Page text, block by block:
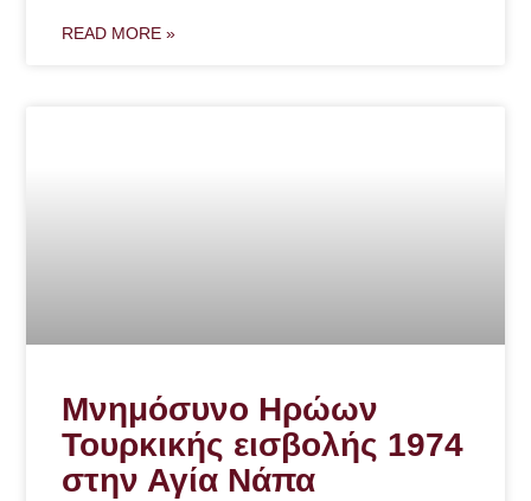
READ MORE »
Μνημόσυνο Ηρώων
Τουρκικής εισβολής 1974
στην Αγία Νάπα